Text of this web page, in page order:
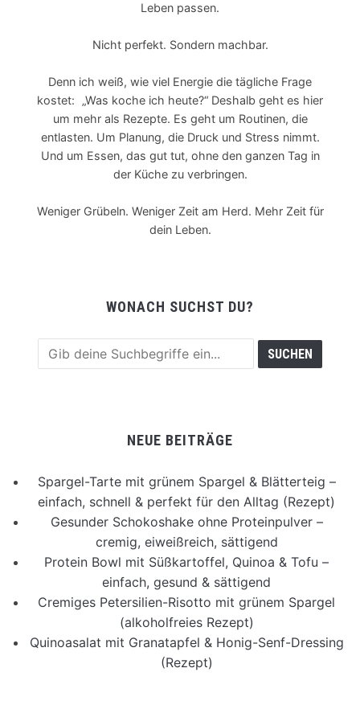
Leben passen.
Nicht perfekt. Sondern machbar.
Denn ich weiß, wie viel Energie die tägliche Frage
kostet: „Was koche ich heute?“ Deshalb geht es hier
um mehr als Rezepte. Es geht um Routinen, die
entlasten. Um Planung, die Druck und Stress nimmt.
Und um Essen, das gut tut, ohne den ganzen Tag in
der Küche zu verbringen.
Weniger Grübeln. Weniger Zeit am Herd. Mehr Zeit für
dein Leben.
WONACH SUCHST DU?
NEUE BEITRÄGE
Spargel-Tarte mit grünem Spargel & Blätterteig –
einfach, schnell & perfekt für den Alltag (Rezept)
Gesunder Schokoshake ohne Proteinpulver –
cremig, eiweißreich, sättigend
Protein Bowl mit Süßkartoffel, Quinoa & Tofu –
einfach, gesund & sättigend
Cremiges Petersilien-Risotto mit grünem Spargel
(alkoholfreies Rezept)
Quinoasalat mit Granatapfel & Honig-Senf-Dressing
(Rezept)